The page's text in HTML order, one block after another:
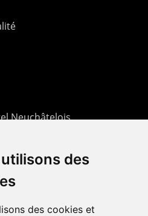
des
des cookies et
Neuchâtelois
03 03
05